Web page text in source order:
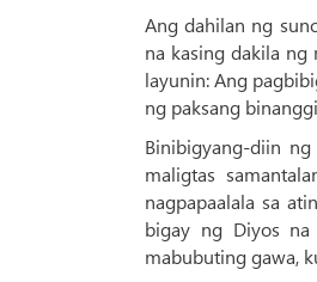
Ang dahilan ng
na kasing dakila ng
layunin: Ang
ng paksang
Binibigyang-diin
maligtas
nagpapaalala sa
bigay ng Diyos
mabubuting gawa,